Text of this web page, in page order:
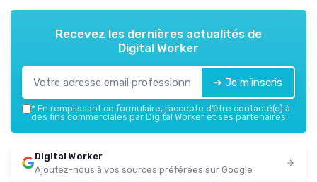
Recevez les dernières actualités de
Digital Worker
➔ Je m'inscris
* En remplissant ce formulaire, j’accepte d’être contacté(e) à
des fins commerciales par Digital Worker et ses partenaires.
Digital Worker
Ajoutez-nous à vos sources préférées sur Google